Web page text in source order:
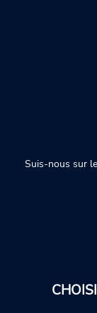
Suis-nous sur